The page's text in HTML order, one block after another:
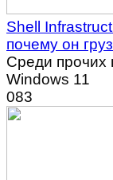
Shell
почему он
Среди прочих
Windows 11
083